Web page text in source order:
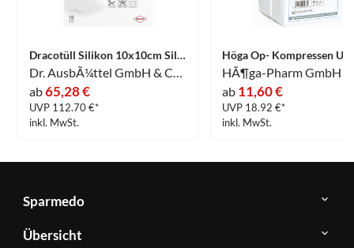
Dracotüll Silikon 10x10cm Silikonbeschichtete Wundkontaktauflage Verband 10 Stück
Dr. AusbÃ¼ttel GmbH & Co. KG
ab65,28 €
UVP 112.70 €*
inkl. MwSt.
HÃ¶ga-Pharm GmbH
ab 11,60 €
UVP 18.92 €*
inkl. MwSt.
Sparmedo
Über
Sparmedo
Übersicht